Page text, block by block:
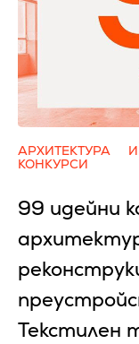
АРХИТЕКТУРА
КОНКУРСИ
99 идейни
Текстилен